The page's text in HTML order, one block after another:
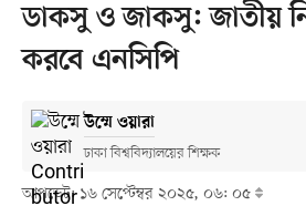
ডাকসু ও জাকসু: জাতীয়
করবে এনসিপি
উম্মে ওয়ারা
ঢাকা বিশ্ববিদ্যালয়ের শিক্ষক
আপডেট: ১৬ সেপ্টেম্বর ২০২৫, ০৬: ০৫